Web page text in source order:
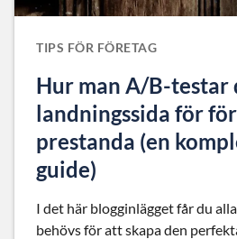
TIPS FÖR FÖRETAG
Hur man A/B-testar
landningssida för
prestanda (en
guide)
I det här blogginlägget får du
behövs för att skapa den